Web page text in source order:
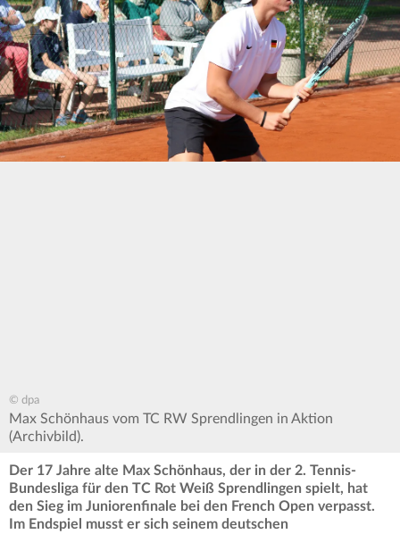
© dpa
Max Schönhaus vom TC RW Sprendlingen in Aktion
(Archivbild).
Der 17 Jahre alte Max Schönhaus, der in der 2. Tennis-
Bundesliga für den TC Rot Weiß Sprendlingen spielt, hat
den Sieg im Juniorenfinale bei den French Open verpasst.
Im Endspiel musst er sich seinem deutschen